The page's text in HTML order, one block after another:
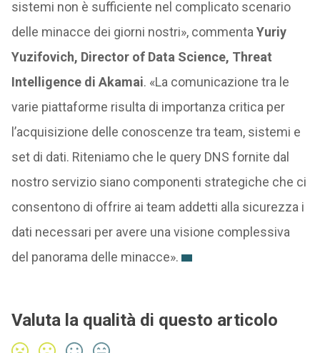
sistemi non è sufficiente nel complicato scenario
delle minacce dei giorni nostri», commenta Yuriy
Yuzifovich, Director of Data Science, Threat
Intelligence di Akamai. «La comunicazione tra le
varie piattaforme risulta di importanza critica per
l’acquisizione delle conoscenze tra team, sistemi e
set di dati. Riteniamo che le query DNS fornite dal
nostro servizio siano componenti strategiche che ci
consentono di offrire ai team addetti alla sicurezza i
dati necessari per avere una visione complessiva
del panorama delle minacce».
Valuta la qualità di questo articolo